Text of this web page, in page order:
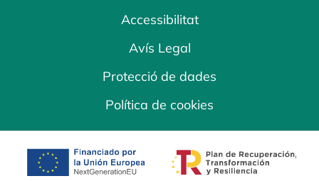
Accessibilitat
Avís Legal
Protecció de dades
Política de cookies
opens in a new tab opens in a new